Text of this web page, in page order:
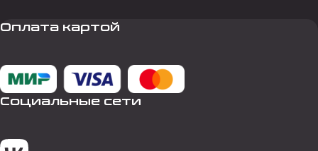
Оплата картой
Социальные сети